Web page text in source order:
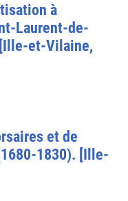
à
Laurent-de-
et-Vilaine,
et de
1830). [Ille-